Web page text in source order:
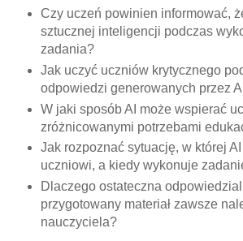
Czy uczeń powinien informować,
sztucznej inteligencji podczas
zadania?
Jak uczyć uczniów krytycznego
odpowiedzi generowanych przez
W jaki sposób AI może wspierać
zróżnicowanymi potrzebami
Jak rozpoznać sytuację, w której
uczniowi, a kiedy wykonuje
Dlaczego ostateczna
przygotowany materiał zawsze
nauczyciela?